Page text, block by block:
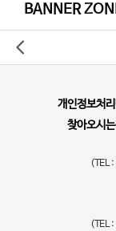
BANNER
개인정보처
찾아오시
(TEL
(TEL